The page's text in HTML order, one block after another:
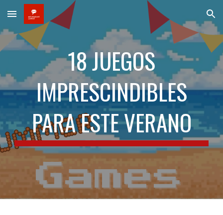
Skip to main content Skip to navigation
18 JUEGOS
IMPRESCINDIBLES
PARA ESTE VERANO